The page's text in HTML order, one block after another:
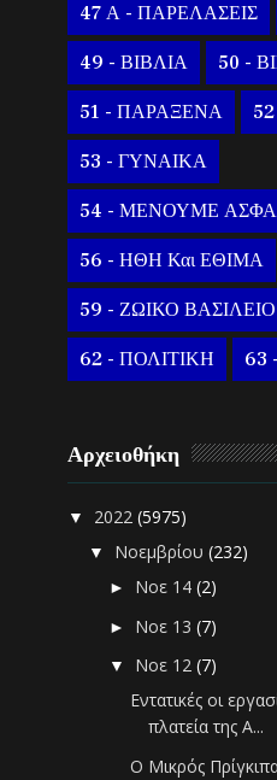
47 Α - ΠΑΡΕΛΑΣΕΙΣ
49 - ΒΙΒΛΙΑ 50 -
51 - ΠΑΡΑΞΕΝΑ
53 - ΓΥΝΑΙΚΑ
54 - ΜΕΝΟΥΜΕ
56 - ΗΘΗ Και ΕΘΙΜΑ
59 - ΖΩΙΚΟ ΒΑΣΙΛΕΙΟ
62 - ΠΟΛΙΤΙΚΗ 63
Αρχειοθήκη
▼ 2022(5975)
▼ Νοεμβρίου(232)
► Νοε 14(2)
► Νοε 13(7)
▼ Νοε 12(7)
Εντατικές οι
πλατεία της Α...
Ο Μικρός